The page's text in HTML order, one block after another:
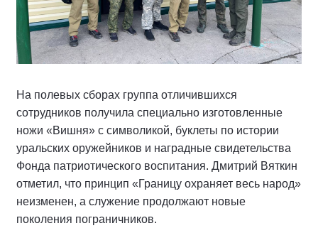
На полевых сборах группа отличившихся
сотрудников получила специально изготовленные
ножи «Вишня» с символикой, буклеты по истории
уральских оружейников и наградные свидетельства
Фонда патриотического воспитания. Дмитрий Вяткин
отметил, что принцип «Границу охраняет весь народ»
неизменен, а служение продолжают новые
поколения пограничников.